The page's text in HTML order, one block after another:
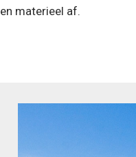
materieel af.